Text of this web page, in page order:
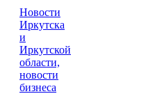
Новости
Иркутска
и
Иркутской
области,
новости
бизнеса